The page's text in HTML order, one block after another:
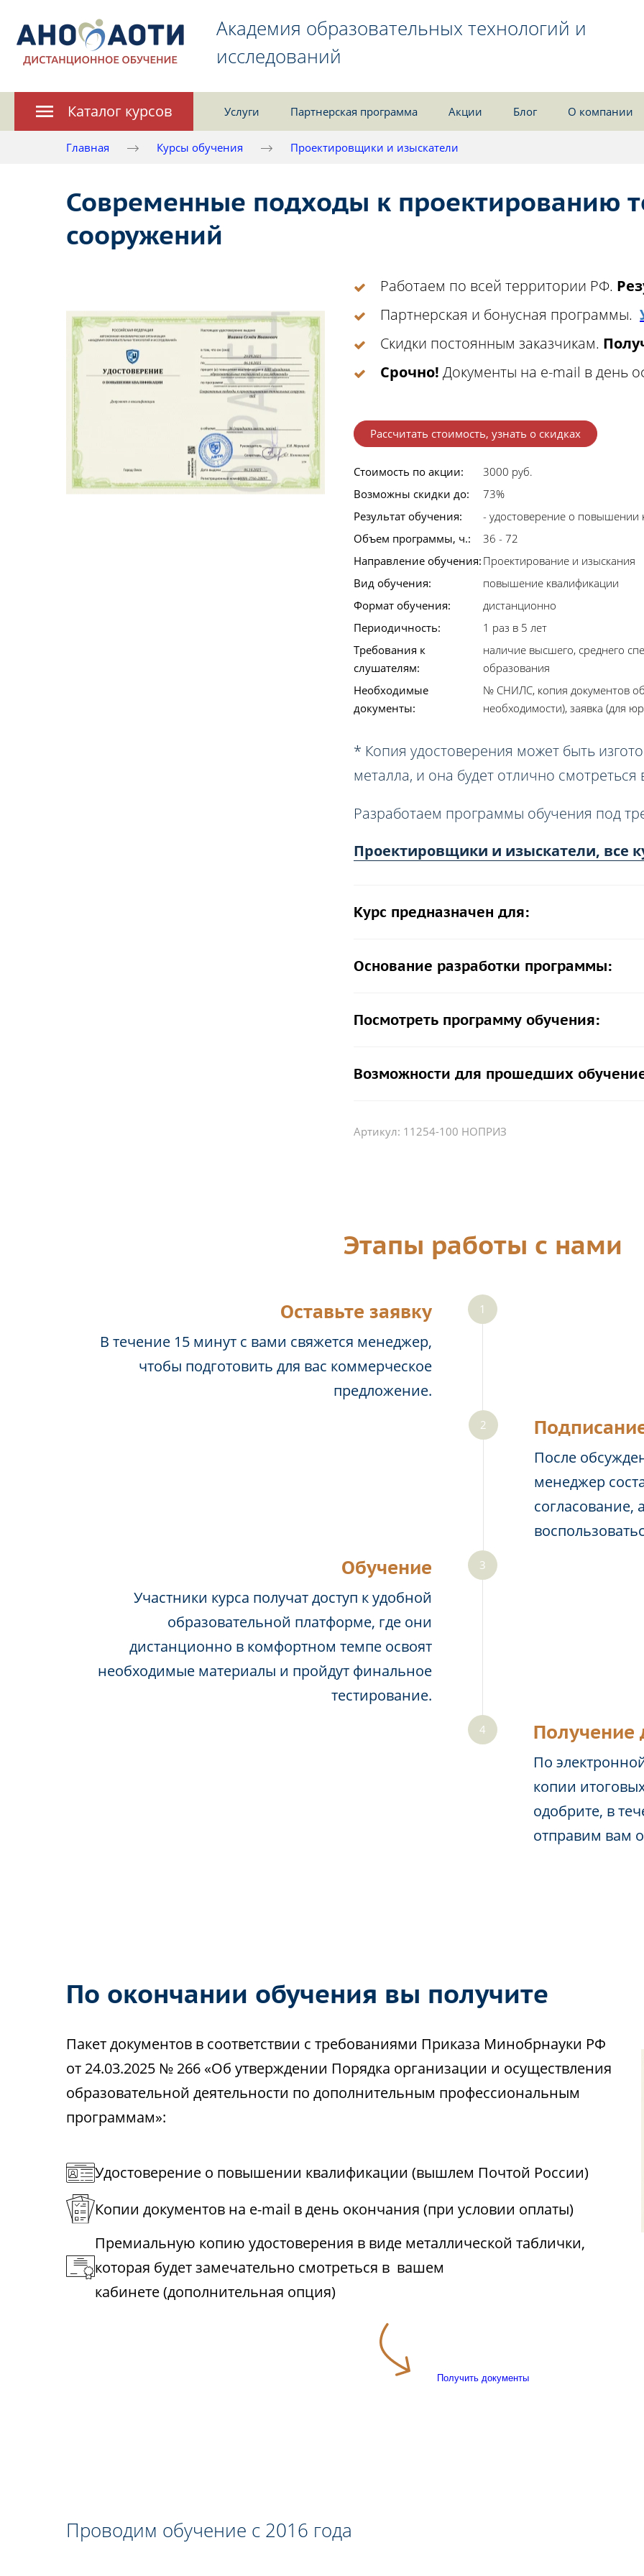
Академия образовательных технологий и
исследований
Каталог курсов Услуги Партнерская программа Акции Блог О компании
Главная Курсы обучения Проектировщики и изыскатели
Современные подходы к проектированию
сооружений
Работаем по всей территории РФ.
Партнерская и бонусная программы.
Скидки постоянным заказчикам.
Срочно! Документы на e-mail в день
Рассчитать стоимость, узнать о скидках
Стоимость по акции:
3000 руб.
Возможны скидки до:
73%
Результат обучения:
- удостоверение о повышении
Объем программы, ч.:
36 - 72
Направление обучения: Проектирование и изыскания
Вид обучения:
повышение квалификации
Формат обучения:
дистанционно
Периодичность:
1 раз в 5 лет
Требования к
слушателям:
наличие высшего, среднего
образования
Необходимые
документы:
№ СНИЛС, копия документов
необходимости), заявка (для
* Копия удостоверения может быть
металла, и она будет отлично
Разработаем программы обучения под
Проектировщики и изыскатели, все
Курс предназначен для:
Основание разработки программы:
Посмотреть программу обучения:
Возможности для прошедших
Артикул: 11254-100 НОПРИЗ
Этапы работы с нами
Оставьте заявку
В течение 15 минут с вами свяжется менеджер,
чтобы подготовить для вас коммерческое
предложение.
После
менеджер
Обучение
Участники курса получат доступ к удобной
образовательной платформе, где они
дистанционно в комфортном темпе освоят
необходимые материалы и пройдут финальное
тестирование.
Получение
По
копии
одобрите, в
отправим вам
По окончании обучения вы получите
Пакет документов в соответствии с требованиями Приказа Минобрнауки РФ
от 24.03.2025 № 266 «Об утверждении Порядка организации и осуществления
образовательной деятельности по дополнительным профессиональным
программам»:
Удостоверение о повышении квалификации (вышлем Почтой России)
Копии документов на e-mail в день окончания (при условии оплаты)
Премиальную копию удостоверения в виде металлической таблички,
которая будет замечательно смотреться в вашем
кабинете (дополнительная опция)
Получить документы
Проводим обучение с 2016 года